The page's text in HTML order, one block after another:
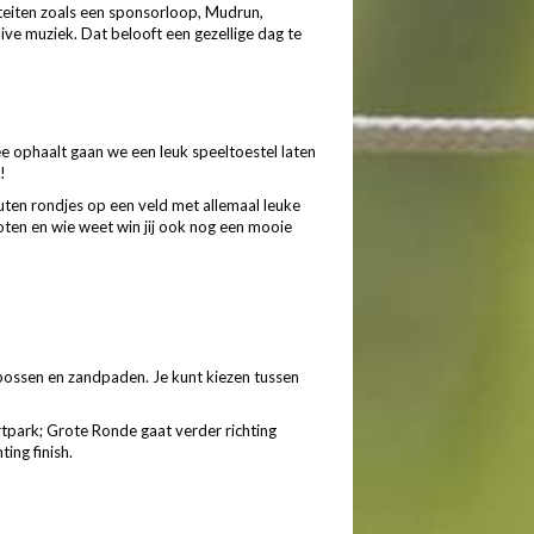
zoals een sponsorloop, Mudrun,
muziek. Dat belooft een gezellige dag te
ophaalt gaan we een leuk speeltoestel laten
rondjes op een veld met allemaal leuke
en wie weet win jij ook nog een mooie
en zandpaden. Je kunt kiezen tussen
Grote Ronde gaat verder richting
finish.